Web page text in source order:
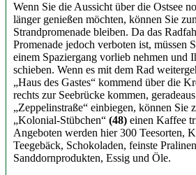
Wenn Sie die Aussicht über die Ostsee
länger genießen möchten, können Sie
Strandpromenade bleiben. Da das
Promenade jedoch verboten ist, müssen
einem Spaziergang vorlieb nehmen und
schieben. Wenn es mit dem Rad
„Haus des Gastes“ kommend über die
rechts zur Seebrücke kommen,
„Zeppelinstraße“ einbiegen, können Sie
„Kolonial-Stübchen“ (48) einen Kaffee
Angeboten werden hier 300 Teesorten,
Teegebäck, Schokoladen, feinste
Sanddornprodukten, Essig und Öle.